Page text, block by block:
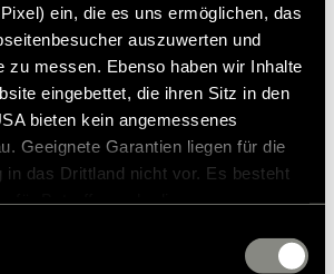
ein, die es uns ermöglichen, das
auszuwerten und
zu messen. Ebenso haben wir Inhalte
eingebettet, die ihren Sitz in den
bieten kein angemessenes
Geeignete Garantien liegen für die
in das Drittland nicht vor. Es besteht
Dienstleister können Daten für
er ikke tilgængeligt fra fabrikken,
og eftermonteres via din
Billederne kan ændres.